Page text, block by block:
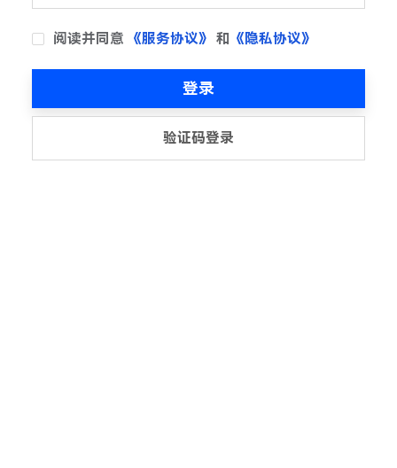
阅读并同意 《服务协议》 和 《隐私协议》
登录
验证码登录